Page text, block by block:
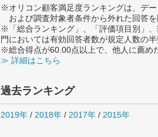
※オリコン顧客満足度ランキングは、デ
および調査対象者条件から外れた回答を
※「総合ランキング」、「評価項目別」
門においては有効回答者数が規定人数の
※総合得点が60.00点以上で、他人に薦め
≫ 詳細はこちら
過去ランキング
2019年 / 2018年 / 2017年 / 2015年